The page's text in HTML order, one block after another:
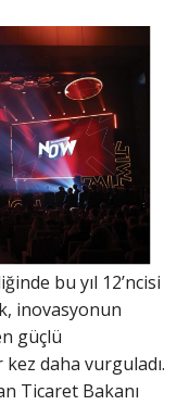
bu yıl 12’ncisi
inovasyonun
güçlü
daha vurguladı.
Ticaret Bakanı